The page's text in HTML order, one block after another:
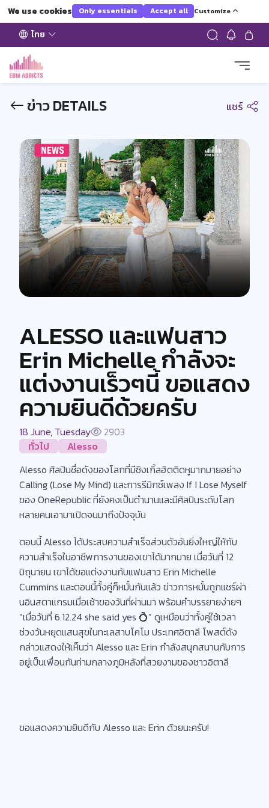
We use cookies Only essentials Accept all Customize
ไทย
ข่าว DETAILS แชร์
ALESSO และแฟนสาว
Erin Michelle กำลังจะ
แต่งงานเร็วๆนี้ ขอแสดง
ความยินดีด้วยครับ
18 June, Tuesday
2903
ทั่วไป
Alesso
Alesso ศิลปินชื่อดังของโลกที่มีซิงเกิ้ลฮิตติดหูมากมายอย่าง
Calling (Lose My Mind) และการรีมิกซ์เพลง If I Lose Myself
ของ OneRepublic ที่ยังคงเป็นตำนานและมีศิลปินระดับโลก
หลายคนเอามาเปิดจนมาถึงปัจจุบัน
ตอนนี้ Alesso ได้ประสบความสำเร็จส่วนตัวอันยิ่งใหญ่ให้กับ
ความสำเร็จในอาชีพการงานของเขาได้มากมาย เมื่อวันที่ 12
มิถุนายน เขาได้ขอแต่งงานกับแฟนสาว Erin Michelle
Cummins และตอนนี้ทั้งคู่ก็หมั้นกันแล้ว ข่าวการหมั้นถูกแชร์ผ่า
นอินสตาแกรมเมื่อเช้าของวันที่ผ่านมา พร้อมคำบรรยายง่ายๆ
“เมื่อวันที่ 6.12.24 she said yes 💍” ดูเหมือนว่าทั้งคู่ใช้เวลา
ช่วงวันหยุดแสนสุขในทะเลสาบโคโม ประเทศอิตาลี โพสต์ดัง
กล่าวแสดงให้เห็นว่า Alesso และ Erin กำลังสนุกสนานกับการ
อยู่เป็นเพื่อนกันท่ามกลางภูมิหลังที่สวยงามของชาวอิตาลี
ขอแสดงความยินดีกับ Alesso และ Erin ด้วยนะครับ!